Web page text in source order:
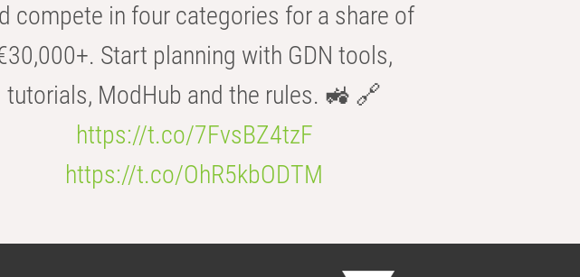
compete in four categories for a share of
Start planning with GDN tools,
tutorials, ModHub and the rules. 🚜 🔗
https://t.co/7FvsBZ4tzF
https://t.co/OhR5kbODTM